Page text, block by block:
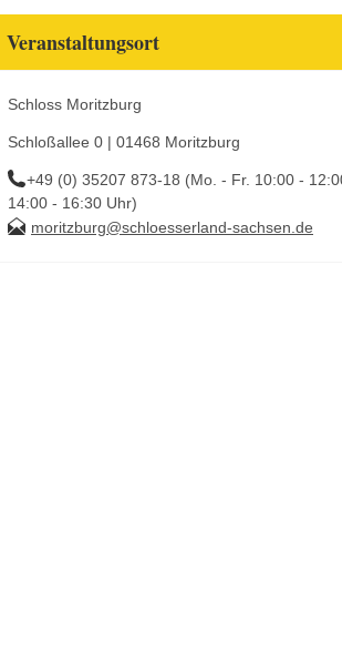
Veranstaltungsort
Schloss Moritzburg
Schloßallee 0 | 01468 Moritzburg
+49 (0) 35207 873-18 (Mo. - Fr. 10:00 -
14:00 - 16:30 Uhr)
moritzburg@schloesserland-sachsen.de